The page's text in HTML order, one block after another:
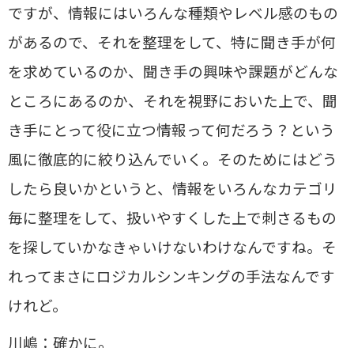
ですが、情報にはいろんな種類やレベル感のもの
があるので、それを整理をして、特に聞き手が何
を求めているのか、聞き手の興味や課題がどんな
ところにあるのか、それを視野においた上で、聞
き手にとって役に立つ情報って何だろう？という
風に徹底的に絞り込んでいく。そのためにはどう
したら良いかというと、情報をいろんなカテゴリ
毎に整理をして、扱いやすくした上で刺さるもの
を探していかなきゃいけないわけなんですね。そ
れってまさにロジカルシンキングの手法なんです
けれど。
川嶋：確かに。